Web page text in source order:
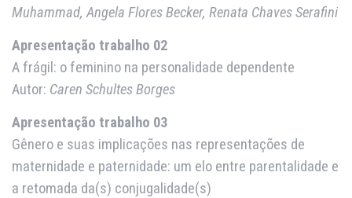
Muhammad, Angela Flores Becker, Renata Chaves Serafini
Apresentação trabalho 02
A frágil: o feminino na personalidade dependente
Autor: Caren Schultes Borges
Apresentação trabalho 03
Gênero e suas implicações nas representações de
maternidade e paternidade: um elo entre parentalidade e
a retomada da(s) conjugalidade(s)